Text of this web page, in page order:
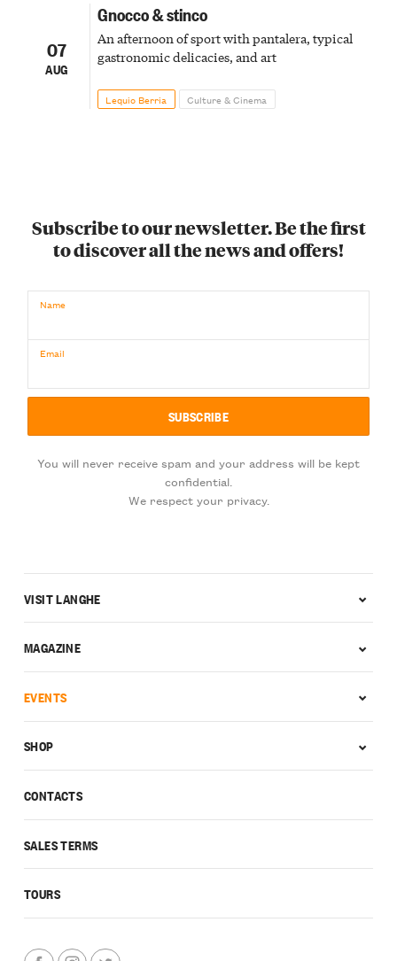
07
AUG
Gnocco & stinco
An afternoon of sport with pantalera, typical
gastronomic delicacies, and art
Lequio Berria Culture & Cinema
Subscribe to our newsletter. Be the first
to discover all the news and offers!
Name
Email
You will never receive spam and your address will be kept
confidential.
We respect your privacy.
CONTACTS
SALES TERMS
TOURS
VISIT LANGHE
MAGAZINE
EVENTS
SHOP